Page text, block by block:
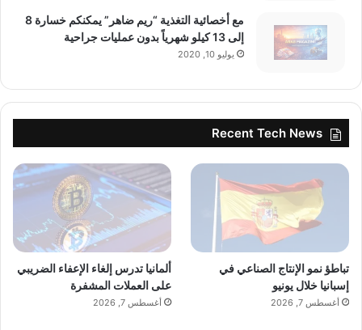
مع أخصائية التغذية “ريم ضاهر” يمكنكم خسارة 8
إلى 13 كيلو شهرياً بدون عمليات جراحية
يوليو 10, 2020
Recent Tech News
تباطؤ نمو الإنتاج الصناعي في
إسبانيا خلال يونيو
أغسطس 7, 2026
ألمانيا تدرس إلغاء الإعفاء الضريبي
على العملات المشفرة
أغسطس 7, 2026